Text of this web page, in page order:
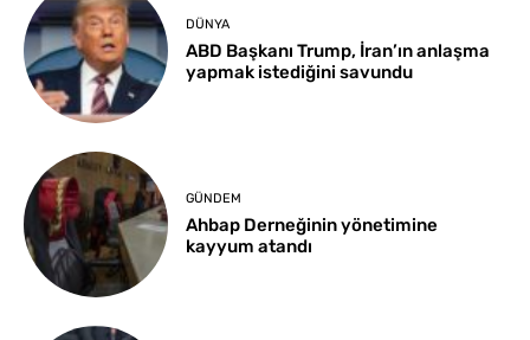
DÜNYA
ABD Başkanı Trump, İran’ın anlaşma
yapmak istediğini savundu
GÜNDEM
Ahbap Derneğinin yönetimine
kayyum atandı